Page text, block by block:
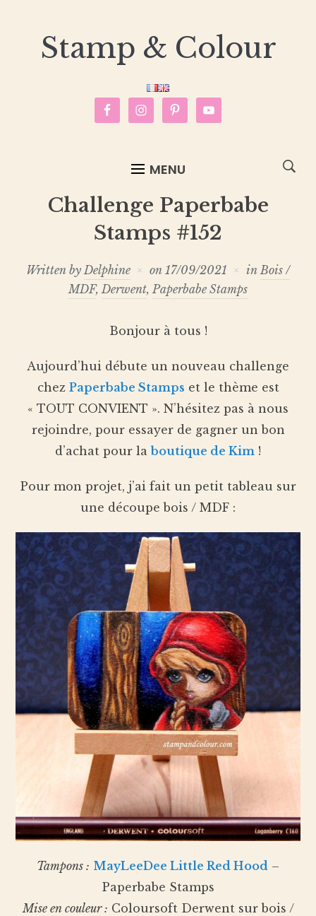
Stamp & Colour
MENU
Challenge Paperbabe
Stamps #152
Written byDelphine on 17/09/2021 inBois /
MDF,Derwent, Paperbabe Stamps
Bonjour à tous !
Aujourd’hui débute un nouveau challenge
chez Paperbabe Stamps et le thème est
« TOUT CONVIENT ». N’hésitez pas à nous
rejoindre, pour essayer de gagner un bon
d’achat pour laboutique de Kim !
Pour mon projet, j’ai fait un petit tableau sur
une découpe bois / MDF :
Tampons : MayLeeDee Little Red Hood –
Paperbabe Stamps
Mise en couleur : Coloursoft Derwent sur bois /